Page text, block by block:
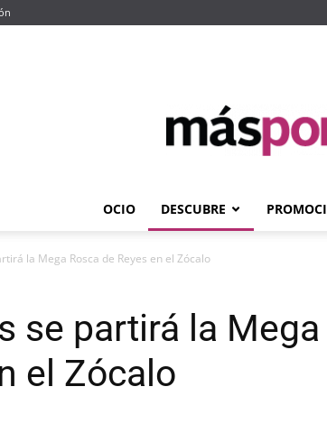
OCIO DESCUBRE
la Mega Rosca de Reyes en el Zócalo
se partirá la Mega
el Zócalo